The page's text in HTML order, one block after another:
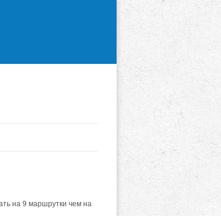
на 9 маршрутки чем на